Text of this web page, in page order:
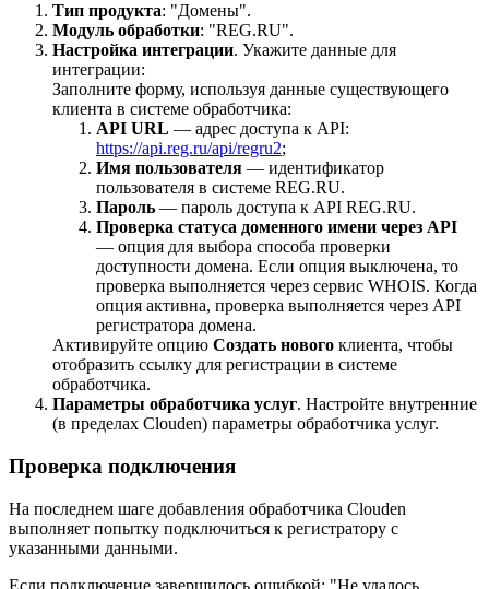
Тип продукта: "Домены".
Модуль обработки: "REG.RU".
Настройка интеграции. Укажите данные для
интеграции:
Заполните форму, используя данные существующего
клиента в системе обработчика:
API URL — адрес доступа к API:
https://api.reg.ru/api/regru2;
Имя пользователя — идентификатор
пользователя в системе REG.RU.
Пароль — пароль доступа к API REG.RU.
Проверка статуса доменного имени через API
— опция для выбора способа проверки
доступности домена. Если опция выключена, то
проверка выполняется через сервис WHOIS. Когда
опция активна, проверка выполняется через API
регистратора домена.
Активируйте опцию Создать нового клиента, чтобы
отобразить ссылку для регистрации в системе
обработчика.
Параметры обработчика услуг. Настройте внутренние
(в пределах Clouden) параметры обработчика услуг.
Проверка подключения
На последнем шаге добавления обработчика Clouden
выполняет попытку подключиться к регистратору с
указанными данными.
Если подключение завершилось ошибкой: "Не удалось